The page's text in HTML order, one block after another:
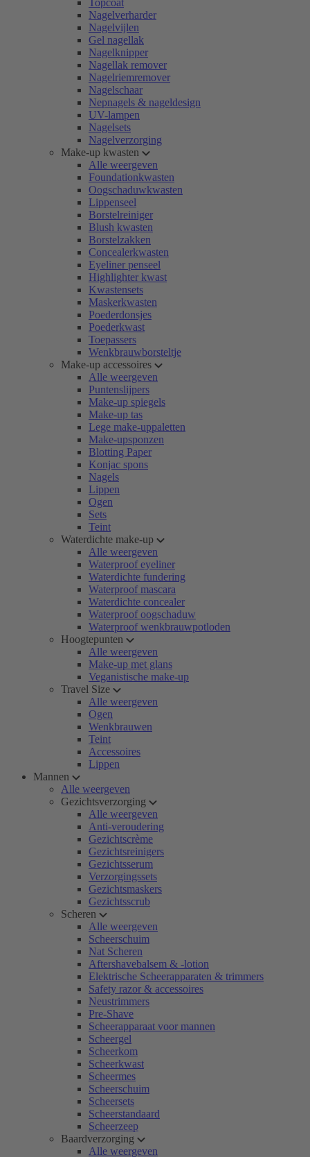
Topcoat
Nagelverharder
Nagelvijlen
Gel nagellak
Nagelknipper
Nagellak remover
Nagelriemremover
Nagelschaar
Nepnagels & nageldesign
UV-lampen
Nagelsets
Nagelverzorging
Make-up kwasten
Alle weergeven
Foundationkwasten
Oogschaduwkwasten
Lippenseel
Borstelreiniger
Blush kwasten
Borstelzakken
Concealerkwasten
Eyeliner penseel
Highlighter kwast
Kwastensets
Maskerkwasten
Poederdonsjes
Poederkwast
Toepassers
Wenkbrauwborsteltje
Make-up accessoires
Alle weergeven
Puntenslijpers
Make-up spiegels
Make-up tas
Lege make-uppaletten
Make-upsponzen
Blotting Paper
Konjac spons
Nagels
Lippen
Ogen
Sets
Teint
Waterdichte make-up
Alle weergeven
Waterproof eyeliner
Waterdichte fundering
Waterproof mascara
Waterdichte concealer
Waterproof oogschaduw
Waterproof wenkbrauwpotloden
Hoogtepunten
Alle weergeven
Make-up met glans
Veganistische make-up
Travel Size
Alle weergeven
Ogen
Wenkbrauwen
Teint
Accessoires
Lippen
Mannen
Alle weergeven
Gezichtsverzorging
Alle weergeven
Anti-veroudering
Gezichtscrème
Gezichtsreinigers
Gezichtsserum
Verzorgingssets
Gezichtsmaskers
Gezichtsscrub
Scheren
Alle weergeven
Scheerschuim
Nat Scheren
Aftershavebalsem & -lotion
Elektrische Scheerapparaten & trimmers
Safety razor & accessoires
Neustrimmers
Pre-Shave
Scheerapparaat voor mannen
Scheergel
Scheerkom
Scheerkwast
Scheermes
Scheerschuim
Scheersets
Scheerstandaard
Scheerzeep
Baardverzorging
Alle weergeven